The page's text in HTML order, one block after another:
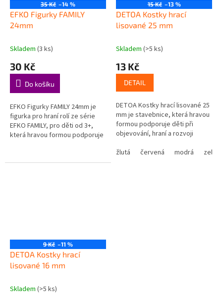
35 Kč –14 %
EFKO Figurky FAMILY
24mm
Skladem (3 ks)
30 Kč
Do košíku
EFKO Figurky FAMILY 24mm je
figurka pro hraní rolí ze série
EFKO FAMILY, pro děti od 3+,
která hravou formou podporuje
15 Kč –13 %
DETOA Kostky hrací
lisované 25 mm
Skladem (>5 ks)
13 Kč
DETAIL
DETOA Kostky hrací lisované 25
mm je stavebnice, která hravou
formou podporuje děti při
objevování, hraní a rozvoji
Podporuje kreativní stavění –
žlutá červená modrá
9 Kč –11 %
DETOA Kostky hrací
lisované 16 mm
Skladem (>5 ks)